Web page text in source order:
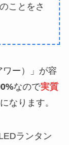
ことをさ
ー）」が容
なので実質
なります。
ランタン